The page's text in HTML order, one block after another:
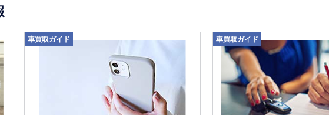
車買取ガイド 車買取ガイド